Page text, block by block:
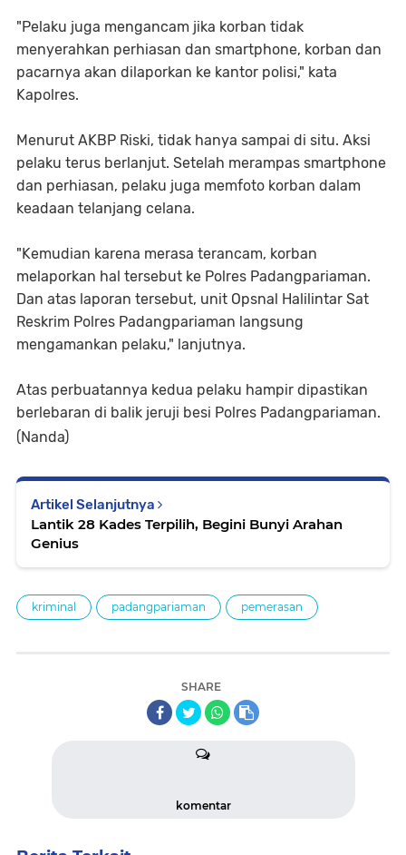
"Pelaku juga mengancam jika korban tidak
menyerahkan perhiasan dan smartphone, korban dan
pacarnya akan dilaporkan ke kantor polisi," kata
Kapolres.
Menurut AKBP Riski, tidak hanya sampai di situ. Aksi
pelaku terus berlanjut. Setelah merampas smartphone
dan perhiasan, pelaku juga memfoto korban dalam
keadaan telanjang celana.
"Kemudian karena merasa terancam, korban
melaporkan hal tersebut ke Polres Padangpariaman.
Dan atas laporan tersebut, unit Opsnal Halilintar Sat
Reskrim Polres Padangpariaman langsung
mengamankan pelaku," lanjutnya.
Atas perbuatannya kedua pelaku hampir dipastikan
berlebaran di balik jeruji besi Polres Padangpariaman.
(Nanda)
Artikel Selanjutnya
Lantik 28 Kades Terpilih, Begini Bunyi Arahan
Genius
kriminal padangpariaman pemerasan
SHARE
komentar